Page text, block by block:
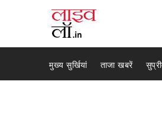
मुख्य सुर्खियां ताजा खबरें